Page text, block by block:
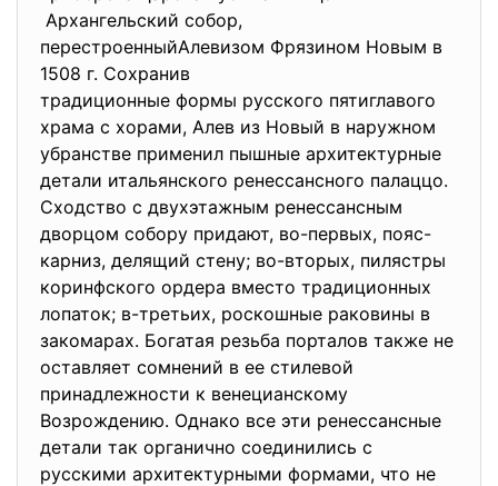
Архангельский собор,
перестроенныйАлевизом Фрязином Новым в
1508 г. Сохранив
традиционные формы pyccкoгo пятиглавого
храма с хорами, Алев из Новый в наружном
убранстве применил пышные архитектурные
детали итальянского peнeccaнcнoгo палаццо.
Сходство с двухэтажным ренессансным
дворцом собору придают, во-первых, пояс-
кapниз, делящий стену; вo-втopыx, пилястры
коринфского opдера вместо традиционных
лопаток; в-третьих, роскошные paковины в
закомарах. Богатая резьба порталов также не
ocтавляет сомнений в ее стилевой
принадлежности к венецианскому
Возрождению. Однако все эти ренессансные
детали так органично соединились с
русскими архитектурными формами, что не